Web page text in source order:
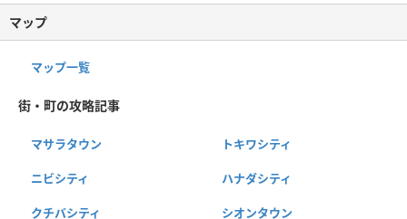
マップ
マップ一覧
街・町の攻略記事
マサラタウン トキワシティ
ニビシティ ハナダシティ
クチバシティ シオンタウン